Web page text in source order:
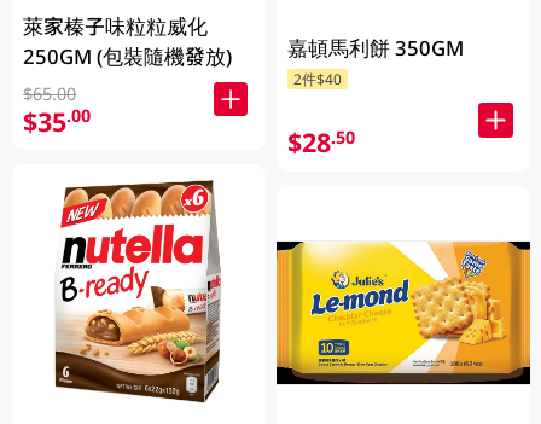
萊家榛子味粒粒威化
250GM (包裝隨機發放)
$65.00
$35.00
嘉頓馬利餅 350GM
2件$40
$28.50